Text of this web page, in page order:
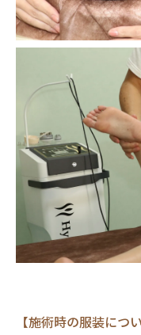
【施術時の服装につい